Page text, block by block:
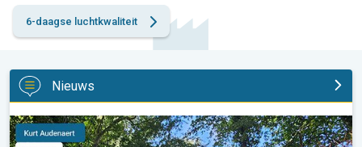
6-daagse luchtkwaliteit
Nieuws
Stuur jouw weerfoto van de week!. Weer&Radar Uploader. . .